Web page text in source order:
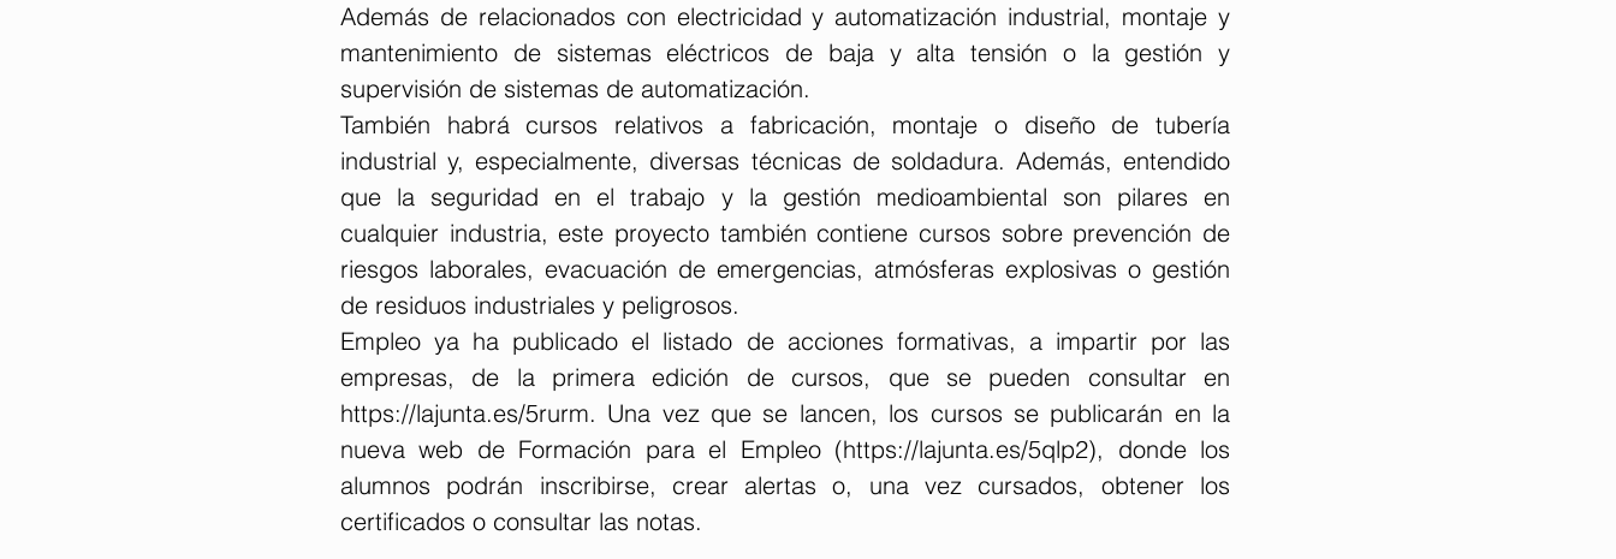
Además de relacionados con electricidad y automatización industrial, montaje y
mantenimiento de sistemas eléctricos de baja y alta tensión o la gestión y
supervisión de sistemas de automatización.
También habrá cursos relativos a fabricación, montaje o diseño de tubería
industrial y, especialmente, diversas técnicas de soldadura. Además, entendido
que la seguridad en el trabajo y la gestión medioambiental son pilares en
cualquier industria, este proyecto también contiene cursos sobre prevención de
riesgos laborales, evacuación de emergencias, atmósferas explosivas o gestión
de residuos industriales y peligrosos.
Empleo ya ha publicado el listado de acciones formativas, a impartir por las
https://lajunta.es/5rurm. Una vez que se lancen, los cursos se publicarán en la
nueva web de Formación para el Empleo (https://lajunta.es/5qlp2), donde los
alumnos podrán inscribirse, crear alertas o, una vez cursados, obtener los
certificados o consultar las notas.